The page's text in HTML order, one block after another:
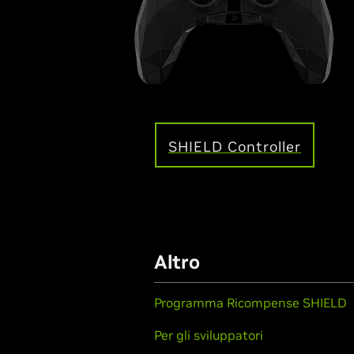
SHIELD Controller
Altro
Programma Ricompense SHIELD
Per gli sviluppatori